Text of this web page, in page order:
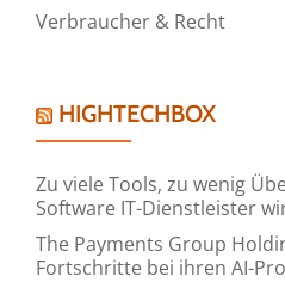
Verbraucher & Recht
HIGHTECHBOX
Zu viele Tools, zu wenig
Software IT-Dienstleister
The Payments Group
Fortschritte bei ihren AI-